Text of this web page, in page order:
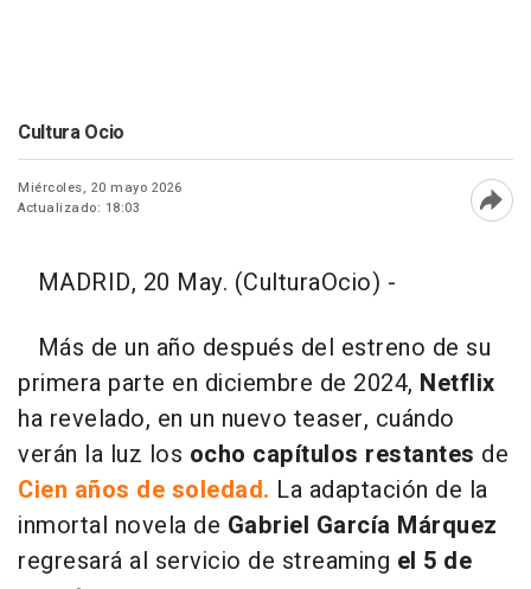
Cultura Ocio
Miércoles, 20 mayo 2026
Actualizado: 18:03
MADRID, 20 May. (CulturaOcio) -
Más de un año después del estreno de su
primera parte en diciembre de 2024, Netflix
ha revelado, en un nuevo teaser, cuándo
verán la luz los ocho capítulos restantes de
Cien años de soledad. La adaptación de la
inmortal novela de Gabriel García Márquez
regresará al servicio de streaming el 5 de